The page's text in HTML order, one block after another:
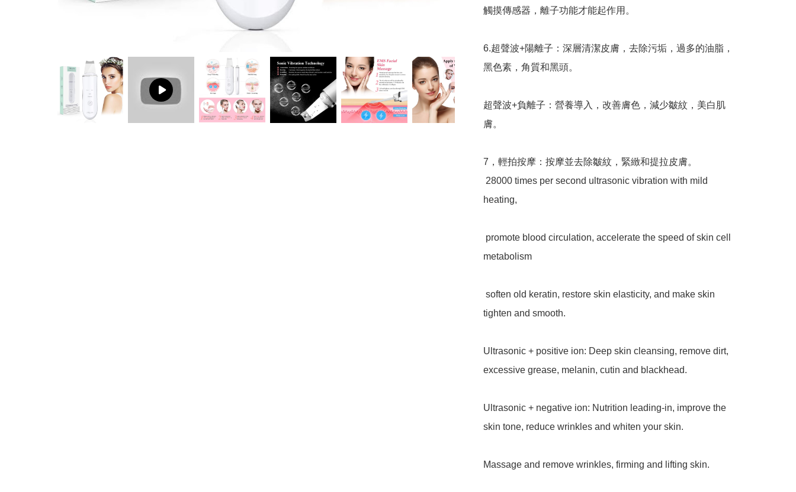
觸摸傳感器，離子功能才能起作用。
6.超聲波+陽離子：深層清潔皮膚，去除污垢，過多的油脂，
黑色素，角質和黑頭。
超聲波+負離子：營養導入，改善膚色，減少皺紋，美白肌
膚。
7，輕拍按摩：按摩並去除皺紋，緊緻和提拉皮膚。
heating,
metabolism
tighten and smooth.
Ultrasonic + positive ion: Deep skin cleansing, remove dirt,
excessive grease, melanin, cutin and blackhead.
Ultrasonic + negative ion: Nutrition leading-in, improve the
skin tone, reduce wrinkles and whiten your skin.
Massage and remove wrinkles, firming and lifting skin.